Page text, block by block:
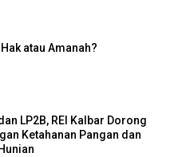
atau Amanah?
LP2B, REI Kalbar Dorong
Ketahanan Pangan dan